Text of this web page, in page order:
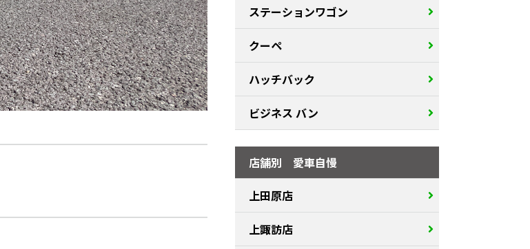
ステーションワゴン
クーペ
ハッチバック
ビジネス バン
店舗別 愛車自慢
上田原店
上諏訪店